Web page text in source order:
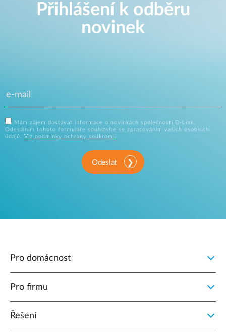
Přihlášení k odběru
novinek
Mám zájem dostávat informace o novinkách společnosti D-Link.
Odesláním tohoto formuláře souhlasíte se zpracováním vašich osobních
údajů. Viz podmínky ochrany soukromí.
Odeslat
Pro domácnost
Pro firmu
Řešení